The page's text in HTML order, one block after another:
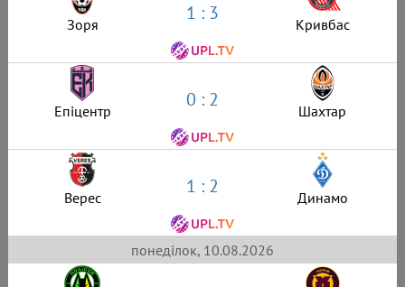
Зоря 1 : 3 Кривбас
Епіцентр 0 : 2 Шахтар
Верес 1 : 2 Динамо
понеділок, 10.08.2026